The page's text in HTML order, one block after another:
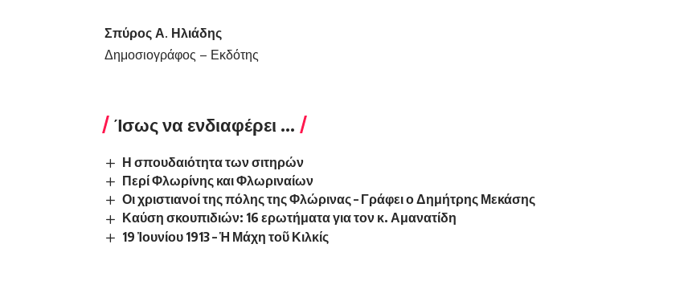
Σπύρος Α. Ηλιάδης
Δημοσιογράφος – Εκδότης
Ίσως να ενδιαφέρει ...
Η σπουδαιότητα των σιτηρών
Περί Φλωρίνης και Φλωριναίων
Οι χριστιανοί της πόλης της Φλώρινας – Γράφει ο Δημήτρης Μεκάσης
Καύση σκουπιδιών: 16 ερωτήματα για τον κ. Αμανατίδη
19 Ἰουνίου 1913 – Ἡ Μάχη τοῦ Κιλκίς